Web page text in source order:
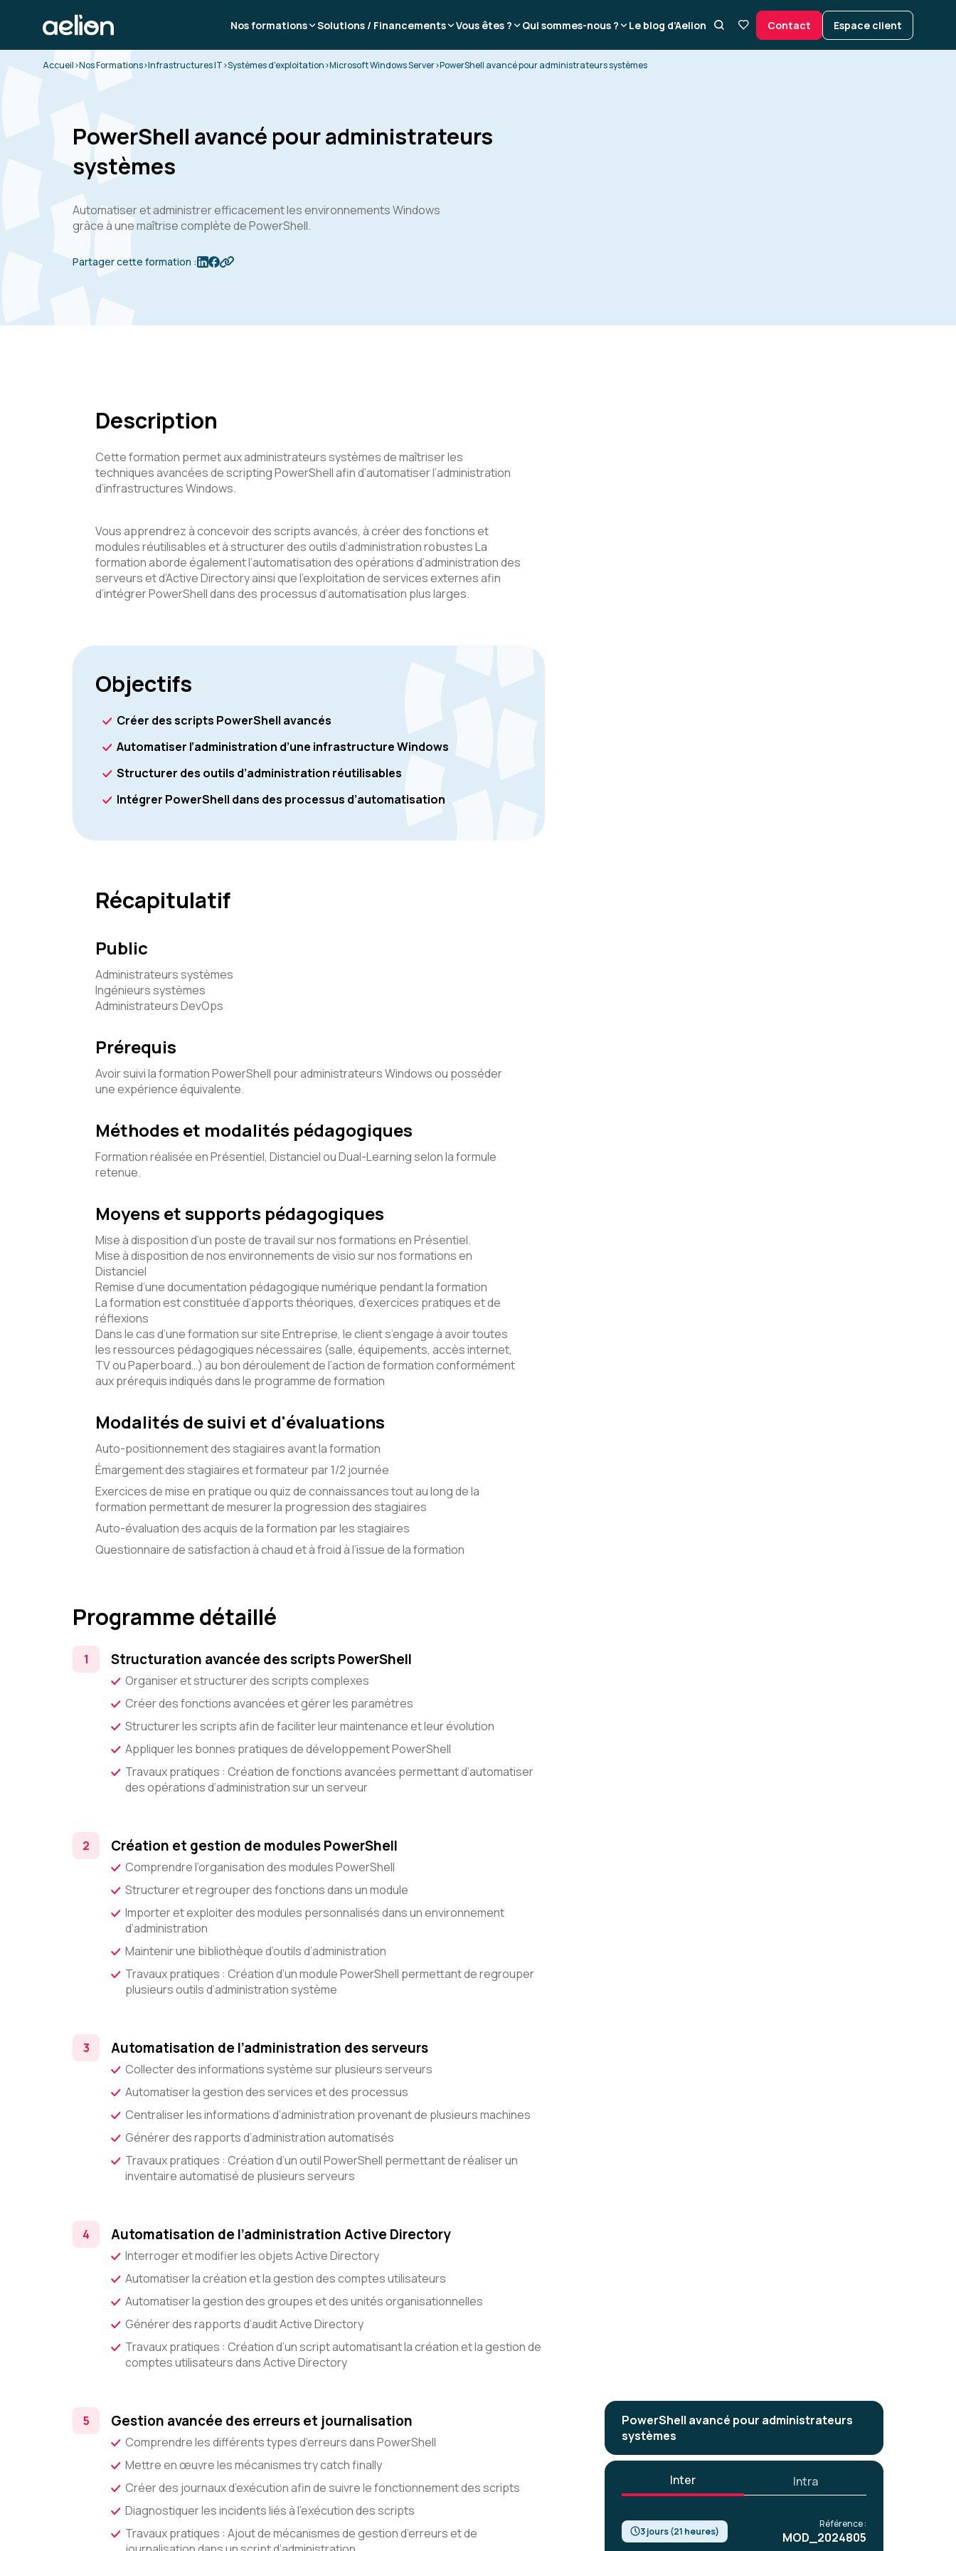
Nos formations Solutions / Financements Vous êtes ? Qui sommes-nous ? Le blog d’Aelion Contact Espace client
Accueil>Nos Formations>Infrastructures IT>Systèmes d'exploitation>Microsoft Windows Server>PowerShell avancé pour administrateurs systèmes
PowerShell avancé pour administrateurs
systèmes
Automatiser et administrer efficacement les environnements Windows
grâce à une maîtrise complète de PowerShell.
Partager cette formation :
PowerShell avancé pour administrateurs
systèmes
Inter Intra
3 jours (21 heures)
Référence :
MOD_2024805
Description
Cette formation permet aux administrateurs systèmes de maîtriser les
techniques avancées de scripting PowerShell afin d’automatiser l’administration
d’infrastructures Windows.
Vous apprendrez à concevoir des scripts avancés, à créer des fonctions et
modules réutilisables et à structurer des outils d’administration robustes La
formation aborde également l’automatisation des opérations d’administration des
serveurs et d’Active Directory ainsi que l’exploitation de services externes afin
d’intégrer PowerShell dans des processus d’automatisation plus larges.
Objectifs
Créer des scripts PowerShell avancés
Automatiser l’administration d’une infrastructure Windows
Structurer des outils d’administration réutilisables
Intégrer PowerShell dans des processus d’automatisation
Récapitulatif
Public
Administrateurs systèmes
Ingénieurs systèmes
Administrateurs DevOps
Prérequis
Avoir suivi la formation PowerShell pour administrateurs Windows ou posséder
une expérience équivalente.
Méthodes et modalités pédagogiques
Formation réalisée en Présentiel, Distanciel ou Dual-Learning selon la formule
retenue.
Moyens et supports pédagogiques
Mise à disposition d’un poste de travail sur nos formations en Présentiel.
Mise à disposition de nos environnements de visio sur nos formations en
Distanciel
Remise d’une documentation pédagogique numérique pendant la formation
La formation est constituée d’apports théoriques, d’exercices pratiques et de
réflexions
Dans le cas d’une formation sur site Entreprise, le client s’engage à avoir toutes
les ressources pédagogiques nécessaires (salle, équipements, accès internet,
TV ou Paperboard…) au bon déroulement de l’action de formation conformément
aux prérequis indiqués dans le programme de formation
Modalités de suivi et d'évaluations
Auto-positionnement des stagiaires avant la formation
Émargement des stagiaires et formateur par 1/2 journée
Exercices de mise en pratique ou quiz de connaissances tout au long de la
formation permettant de mesurer la progression des stagiaires
Auto-évaluation des acquis de la formation par les stagiaires
Questionnaire de satisfaction à chaud et à froid à l’issue de la formation
Programme détaillé
Structuration avancée des scripts PowerShell
Organiser et structurer des scripts complexes
Créer des fonctions avancées et gérer les paramètres
Structurer les scripts afin de faciliter leur maintenance et leur évolution
Appliquer les bonnes pratiques de développement PowerShell
Travaux pratiques : Création de fonctions avancées permettant d’automatiser
des opérations d’administration sur un serveur
Création et gestion de modules PowerShell
Comprendre l’organisation des modules PowerShell
Structurer et regrouper des fonctions dans un module
Importer et exploiter des modules personnalisés dans un environnement
d’administration
Maintenir une bibliothèque d’outils d’administration
Travaux pratiques : Création d’un module PowerShell permettant de regrouper
plusieurs outils d’administration système
Automatisation de l’administration des serveurs
Collecter des informations système sur plusieurs serveurs
Automatiser la gestion des services et des processus
Centraliser les informations d’administration provenant de plusieurs machines
Générer des rapports d’administration automatisés
Travaux pratiques : Création d’un outil PowerShell permettant de réaliser un
inventaire automatisé de plusieurs serveurs
Automatisation de l’administration Active Directory
Interroger et modifier les objets Active Directory
Automatiser la création et la gestion des comptes utilisateurs
Automatiser la gestion des groupes et des unités organisationnelles
Générer des rapports d’audit Active Directory
Travaux pratiques : Création d’un script automatisant la création et la gestion de
comptes utilisateurs dans Active Directory
Gestion avancée des erreurs et journalisation
Comprendre les différents types d’erreurs dans PowerShell
Mettre en œuvre les mécanismes try catch finally
Créer des journaux d’exécution afin de suivre le fonctionnement des scripts
Diagnostiquer les incidents liés à l’exécution des scripts
Travaux pratiques : Ajout de mécanismes de gestion d’erreurs et de